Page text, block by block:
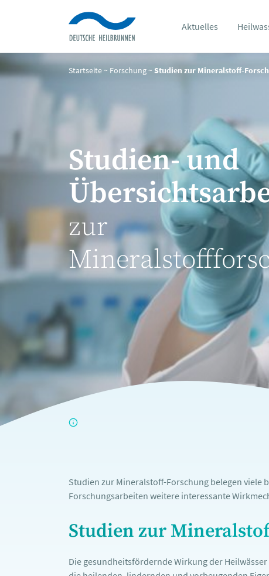
Aktuelles
Startseite~ Forschung~Studien zur Mineralstoff-
Studien- und
zur
Studien zur Mineralstoff-Forschung belegen viele
Forschungsarbeiten weitere interessante
Studien zur
Die gesundheitsfördernde Wirkung der